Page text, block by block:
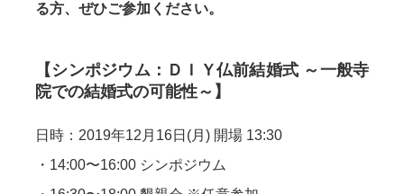
る方、ぜひご参加ください。
【シンポジウム：ＤＩＹ仏前結婚式 ～一般寺
院での結婚式の可能性～】
日時：2019年12月16日(月) 開場 13:30
・14:00〜16:00 シンポジウム